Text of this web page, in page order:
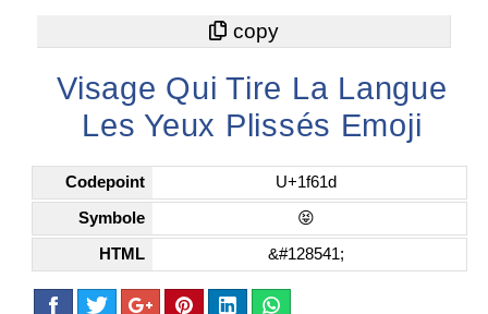
Visage Qui Tire La Langue
Les Yeux Plissés Emoji
Codepoint U+1f61d
Symbole 😝
HTML &#128541;